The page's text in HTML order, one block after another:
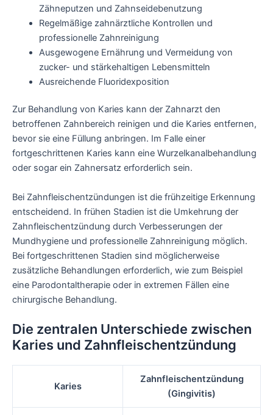
Zähneputzen und Zahnseidebenutzung
Regelmäßige zahnärztliche Kontrollen und
professionelle Zahnreinigung
Ausgewogene Ernährung und Vermeidung von
zucker- und stärkehaltigen Lebensmitteln
Ausreichende Fluoridexposition
Zur Behandlung von Karies kann der Zahnarzt den
betroffenen Zahnbereich reinigen und die Karies entfernen,
bevor sie eine Füllung anbringen. Im Falle einer
fortgeschrittenen Karies kann eine Wurzelkanalbehandlung
oder sogar ein Zahnersatz erforderlich sein.
Bei Zahnfleischentzündungen ist die frühzeitige Erkennung
entscheidend. In frühen Stadien ist die Umkehrung der
Zahnfleischentzündung durch Verbesserungen der
Mundhygiene und professionelle Zahnreinigung möglich.
Bei fortgeschrittenen Stadien sind möglicherweise
zusätzliche Behandlungen erforderlich, wie zum Beispiel
eine Parodontaltherapie oder in extremen Fällen eine
chirurgische Behandlung.
Die zentralen Unterschiede zwischen
Karies und Zahnfleischentzündung
Karies
Zahnfleischentzündung
(Gingivitis)